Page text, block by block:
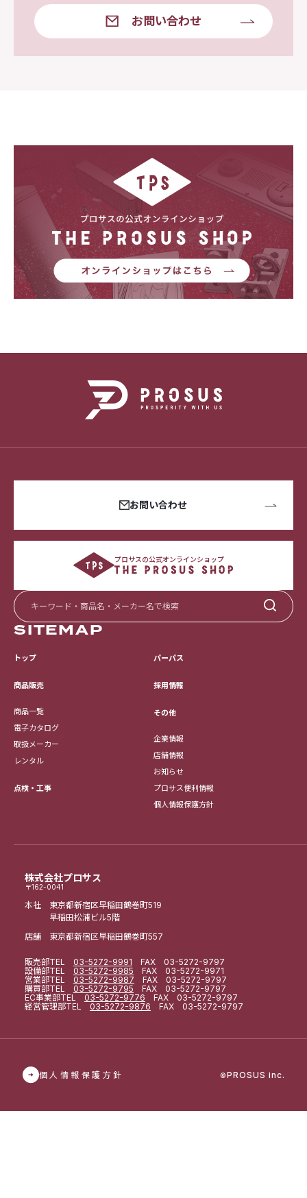
お問い合わせ
株式会社プロサス
〒162-0041
本社 東京都新宿区早稲田鶴巻町519
早稲田松浦ビル5階
店舗 東京都新宿区早稲田鶴巻町557
販売部TEL 03-5272-9991 FAX 03-5272-9797
設備部TEL 03-5272-9985 FAX 03-5272-9971
営業部TEL 03-5272-9987 FAX 03-5272-9797
購買部TEL 03-5272-9795 FAX 03-5272-9797
EC事業部TEL 03-5272-9776 FAX 03-5272-9797
経営管理部TEL 03-5272-9876 FAX 03-5272-9797
お問い合わせ
プロサスの公式オンラインショップ
SITEMAP
トップ
商品販売
商品一覧
電子カタログ
取扱メーカー
レンタル
点検・工事
パーパス
採用情報
その他
企業情報
店舗情報
お知らせ
プロサス便利情報
個人情報保護方針
個人情報保護方針 ©PROSUS inc.